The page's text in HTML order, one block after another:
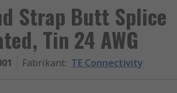
Strap Butt Splice
Tin 24 AWG
Fabrikant: TE Connectivity